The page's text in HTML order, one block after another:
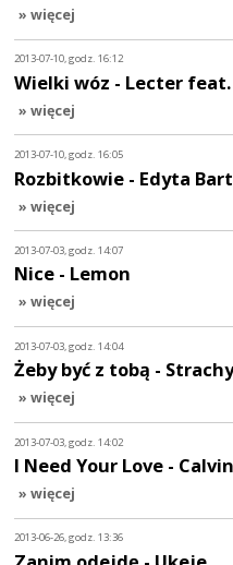
» więcej
2013-07-10, godz. 16:12
Wielki wóz - Lecter
» więcej
2013-07-10, godz. 16:05
Rozbitkowie - Edyta
» więcej
2013-07-03, godz. 14:07
Nice - Lemon
» więcej
2013-07-03, godz. 14:04
Żeby być z tobą -
» więcej
2013-07-03, godz. 14:02
I Need Your Love -
» więcej
2013-06-26, godz. 13:36